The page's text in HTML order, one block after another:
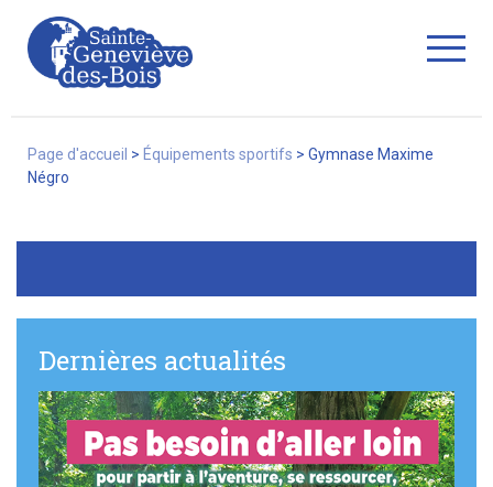
La Ville
Commerces/associations
Page d'accueil > Équipements sportifs > Gymnase Maxime
Négro
Dernières actualités